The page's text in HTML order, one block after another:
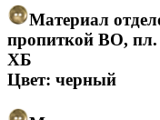
Материал
пропиткой ВО, пл.
ХБ
Цвет: черный